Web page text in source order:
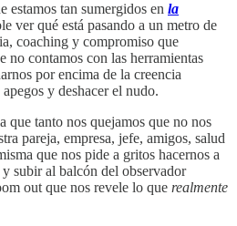
estamos tan sumergidos en la
ver qué está pasando a un metro de
coaching y compromiso que
no contamos con las herramientas
por encima de la creencia
y deshacer el nudo.
que tanto nos quejamos que no nos
pareja, empresa, jefe, amigos, salud
que nos pide a gritos hacernos a
subir al balcón del observador
out que nos revele lo que realmente